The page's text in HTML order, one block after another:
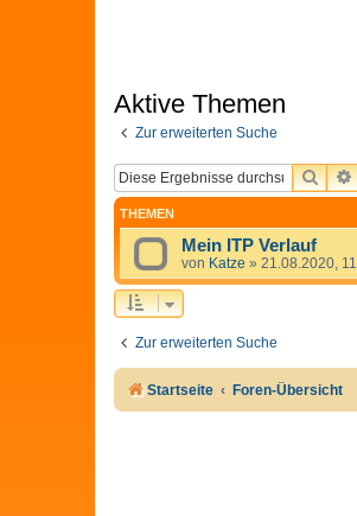
Aktive Themen
Zur erweiterten Suche
THEMEN
Mein ITP Verlauf
von Katze » 21.08.2020,
Zur erweiterten Suche
Startseite Foren-Übersicht